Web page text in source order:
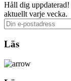
Håll dig uppdaterad!
aktuellt varje vecka.
Läs